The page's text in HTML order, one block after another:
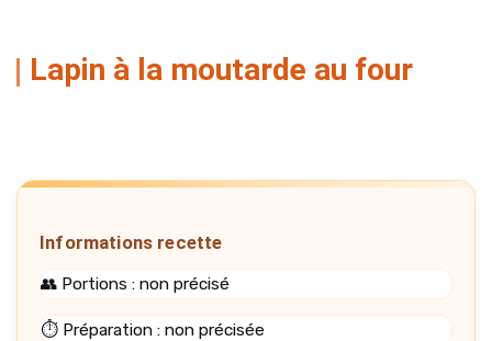
Lapin à la moutarde au four
Informations recette
👥 Portions : non précisé
⏱️ Préparation : non précisée